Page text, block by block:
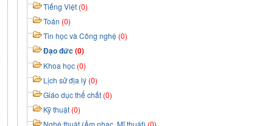
Tiếng Việt (0)
Toán (0)
Tin học và Công nghệ (0)
Đạo đức(0)
Khoa học (0)
Lịch sử địa lý (0)
Giáo dục thể chất (0)
Kỹ thuật (0)
Nghệ thuật (Âm nhạc, Mĩ thuật) (0)